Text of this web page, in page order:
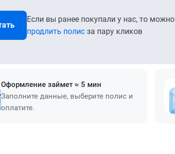
Если вы ранее покупали у нас, то можно
продлить полис за пару кликов
Оформление займет ≈ 5 мин
Заполните данные, выберите полис и
оплатите.